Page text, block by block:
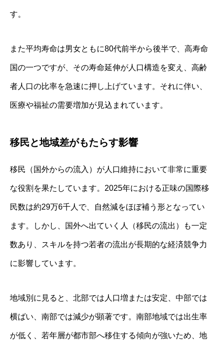
す。
また平均寿命は男女ともに80代前半から後半で、高寿命
国の一つですが、その寿命延伸が人口構造を変え、高齢
者人口の比率を急速に押し上げています。それに伴い、
医療や福祉の需要増加が見込まれています。
移民と地域差がもたらす影響
移民（国外からの流入）が人口維持において非常に重要
な役割を果たしています。2025年における正味の国際移
民数は約29万6千人で、自然減をほぼ補う形となってい
ます。しかし、国外へ出ていく人（移民の流出）も一定
数あり、スキルを持つ若者の流出が長期的な経済競争力
に影響しています。
地域別に見ると、北部では人口増または安定、中部では
横ばい、南部では減少が顕著です。南部地域では出生率
が低く、若年層が都市部へ移住する傾向が強いため、地